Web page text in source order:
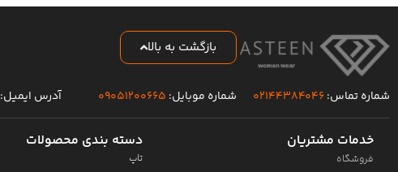
بازگشت به بالا
شماره تماس:۰۲۱۴۴۳۸۴۰۴۶ شماره موبایل: ۰۹۰۵۱۲۰۰۶۶۵ آدرس ایمیل:
خدمات مشتریان
فروشگاه
دسته بندی محصولات
تاپ